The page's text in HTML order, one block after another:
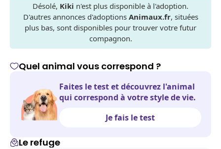
Désolé, Kiki n'est plus disponible à l'adoption.
D'autres annonces d'adoptions Animaux.fr, situées
plus bas, sont disponibles pour trouver votre futur
compagnon.
Quel animal vous correspond ?
Faites le test et découvrez l'animal
qui correspond à votre style de vie.
Je fais le test
Le refuge